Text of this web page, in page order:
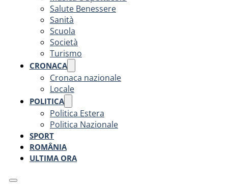
Salute Benessere
Sanità
Scuola
Società
Turismo
CRONACA
Cronaca nazionale
Locale
POLITICA
Politica Estera
Politica Nazionale
SPORT
ROMÂNIA
ULTIMA ORA